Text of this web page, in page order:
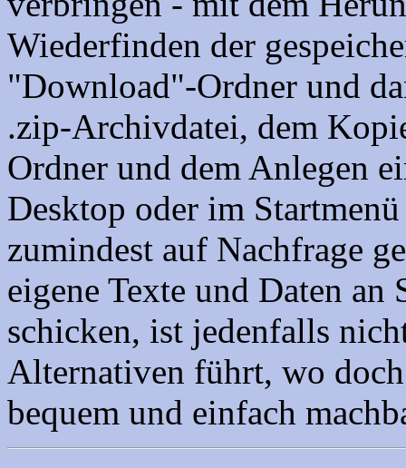
Wiederfinden der
"Download"-Ordner und
.zip-Archivdatei, dem
Ordner und dem Anlegen
Desktop oder im
zumindest auf Nachfrage
eigene Texte und Daten
schicken, ist jedenfalls
Alternativen führt, wo
bequem und einfach